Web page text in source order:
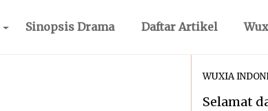
Sinopsis Drama Daftar Artikel
WUXIA
Selamat